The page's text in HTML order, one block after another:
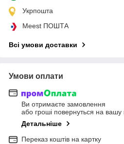
Укрпошта
Meest ПОШТА
Всі умови доставки
Умови оплати
Ви отримаєте замовлення
або гроші повернуться на вашу
Детальніше
Переказ коштів на картку